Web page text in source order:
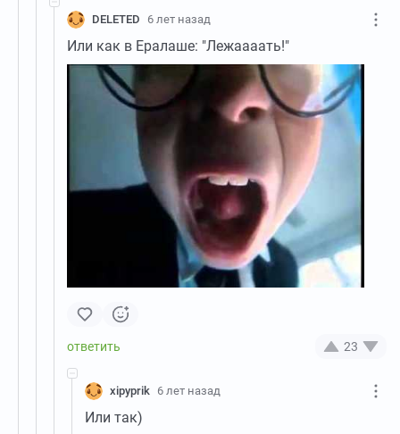
DELETED 6 лет назад
Или как в Ералаше: "Лежаааать!"
23
xipyprik 6 лет назад
Или так)